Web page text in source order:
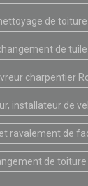
de
de
charpentier
installateur de
ravalement de
de